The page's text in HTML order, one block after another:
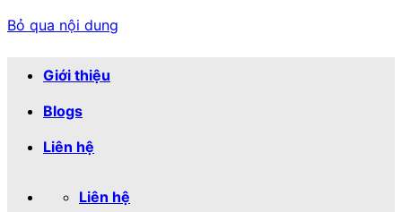
Bỏ qua nội dung
Giới thiệu
Blogs
Liên hệ
Liên hệ